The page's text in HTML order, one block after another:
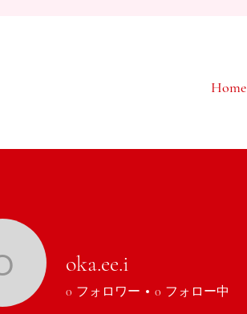
Home
oka.ee.i
oka.ee.i
0 フォロワー 0 フォロー中